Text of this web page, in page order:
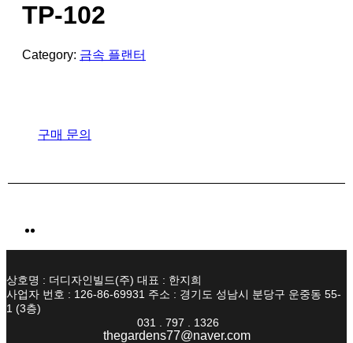
TP-102
Category: 금속 플랜터
구매 문의
상호명 : 더디자인빌드(주) 대표 : 한지희
사업자 번호 : 126-86-69931 주소 : 경기도 성남시 분당구 운중동 55-
1 (3층)
031 . 797 . 1326
thegardens77@naver.com